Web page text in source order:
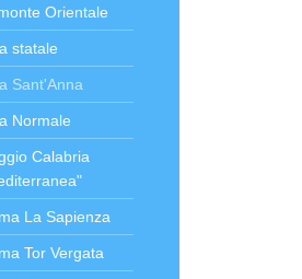
Orientale
statale
Sant'Anna
Normale
Calabria
La Sapienza
Tor Vergata